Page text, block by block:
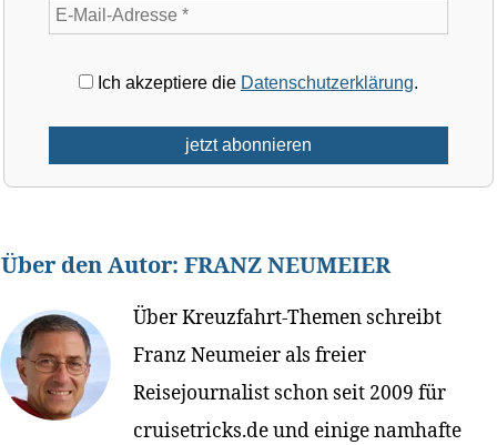
Ich akzeptiere die Datenschutzerklärung.
Über den Autor: FRANZ NEUMEIER
Über Kreuzfahrt-Themen schreibt
Franz Neumeier als freier
Reisejournalist schon seit 2009 für
cruisetricks.de und einige namhafte